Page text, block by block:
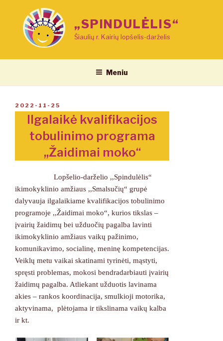
„SPINDULĖLIS“
Šiaulių r. Kairių lopšelis-darželis
Meniu
PASKELBTA
2022-11-25
Ilgalaikė kvalifikacijos
tobulinimo programa
,,Žaidimai moko“
Lopšelio-darželio ,,Spindulėlis“
ikimokyklinio amžiaus ,,Smalsučių“ grupė
dalyvauja ilgalaikiame kvalifikacijos tobulinimo
programoje ,,Žaidimai moko“, kurios tikslas –
įvairių žaidimų bei užduočių pagalba lavinti
ikimokyklinio amžiaus vaikų pažinimo,
komunikavimo, socialinę, meninę kompetencijas.
Veiklų metu vaikai skatinami tyrinėti, mąstyti,
spręsti problemas, mokosi bendradarbiauti įvairių
žaidimų pagalba. Atliekant užduotis lavinama
akies – rankos koordinacija, smulkioji motorika,
aktyvinama, plėtojama ir tikslinama vaikų kalba
ir kt.